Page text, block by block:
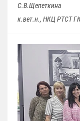
С.В.Щепеткина
к.вет.н., НКЦ РТСТ